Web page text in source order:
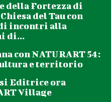
Fortezza di
del Tau con
di incontri alla
di...
con NATURART 54:
e territorio
Editrice ora
Village